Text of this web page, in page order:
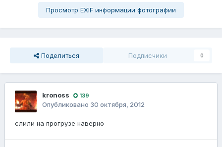
Просмотр EXIF информации фотографии
Поделиться Подписчики 0
kronoss 139
Опубликовано 30 октября, 2012
слили на прогрузе наверно